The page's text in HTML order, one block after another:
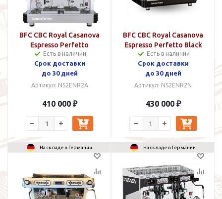
BFC CBC Royal Casanova
Espresso Perfetto
Есть в наличии
Срок доставки
до 30 дней
Артикул: NS2ENR2A
410 000 ₽
BFC CBC Royal Casanova
Espresso Perfetto Black
Есть в наличии
Срок доставки
до 30 дней
Артикул: NS2ENR2N
430 000 ₽
На складе в Германии На складе в Германии